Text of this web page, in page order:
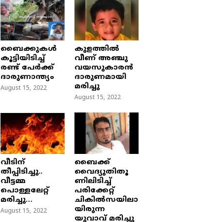
ബൈക്കുകൾ
കൂട്ടിയിടിച്ച്
രണ്ട് പേർക്ക്
ദാരുണാന്ത്യം
August 15, 2022
കുളത്തില്‍
വീണ് അഞ്ചു
വയസുകാരന്‍
ദാരുണമായി
മരിച്ചു
August 15, 2022
വീടിന്
തീപ്പിടിച്ചു..
വീട്ടമ്മ
പൊള്ളലേറ്റ്
മരിച്ചു…
August 15, 2022
ബൈക്ക്
വൈദ്യുതിതൂ
ണിലിടിച്ച്‌
പരിക്കേറ്റ്
ചികില്‍സയിലാ
യിരുന്ന
യുവാവ് മരിച്ചു